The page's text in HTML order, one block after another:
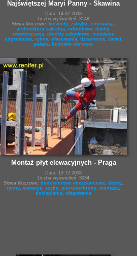
Najświętszej Maryi Panny - Skawina
Data: 14.07.2008
Liczba wyświetleń: 3148
Słowa kluczowe: kościoły zabytki renowacja
architektura sakralna, odbudowa, dachy,
rewaloryzacja obiekty zabytkowe instalacje
odgromowe, rynny, ofasowania, dzwonnice, zamki
pałace
budowle obronne
Montaż płyt elewacyjnych - Praga
Data: 13.12.2008
Liczba wyświetleń: 3034
Słowa kluczowe: budownictwo mieszkaniowe dachy
rynny elewacje szyby piorunochrony montaże
docieplenia ofasowania